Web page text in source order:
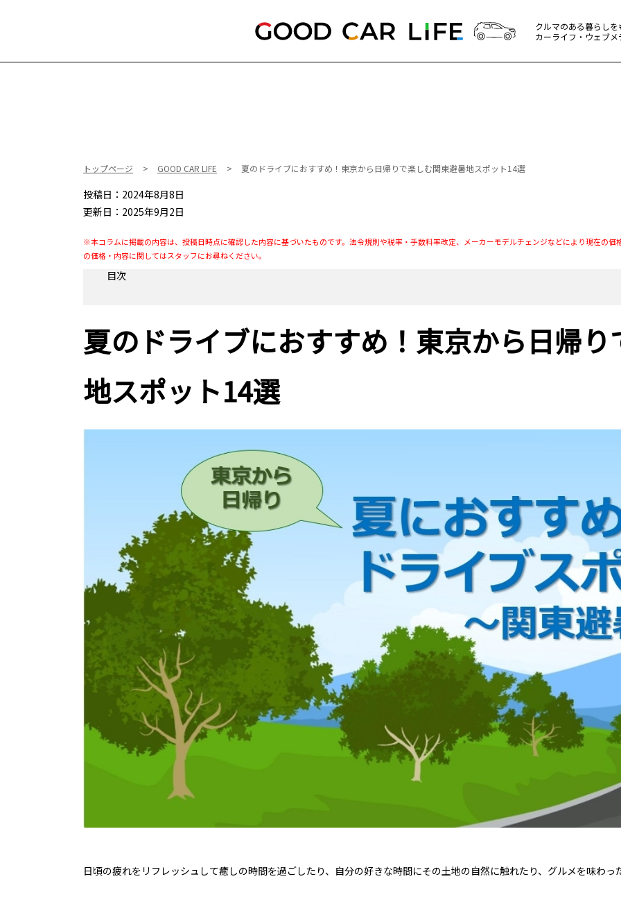
クルマのある暮らし
カーライフ・ウェブメ
トップページ GOOD CAR LIFE 夏のドライブにおすすめ！東京から日帰りで楽しむ関東避暑地スポット14選
投稿日：2024年8月8日
更新日：2025年9月2日
※本コラムに掲載の内容は、投稿日時点に確認した内容に基づいたものです。法令規則や税率・手数料率改定、メーカーモデルチェンジなどにより現在の
の価格・内容に関してはスタッフにお尋ねください。
目次
夏のドライブにおすすめ！東京から日帰
地スポット14選
日頃の疲れをリフレッシュして癒しの時間を過ごしたり、自分の好きな時間にその土地の自然に触れたり、グルメを味わ